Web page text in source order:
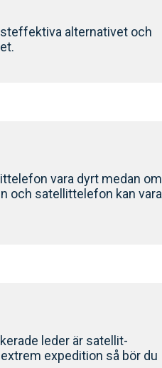
alternativet och
vara dyrt medan om
och satellittelefon kan vara
leder är satellit-
expedition så bör du